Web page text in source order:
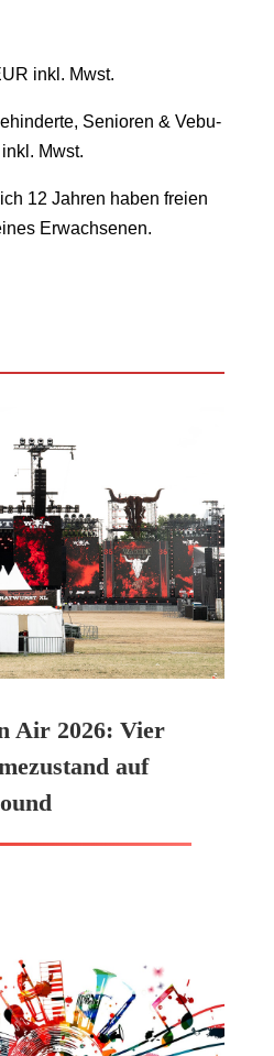
inkl. Mwst.
Senioren & Vebu-
Mwst.
12 Jahren haben freien
Erwachsenen.
Air 2026: Vier
auf